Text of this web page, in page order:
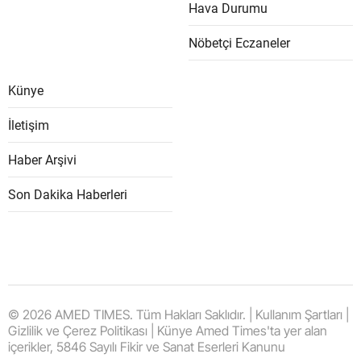
Hava Durumu
Nöbetçi Eczaneler
Künye
İletişim
Haber Arşivi
Son Dakika Haberleri
© 2026 AMED TIMES. Tüm Hakları Saklıdır. | Kullanım Şartları |
Gizlilik ve Çerez Politikası | Künye Amed Times'ta yer alan
içerikler, 5846 Sayılı Fikir ve Sanat Eserleri Kanunu